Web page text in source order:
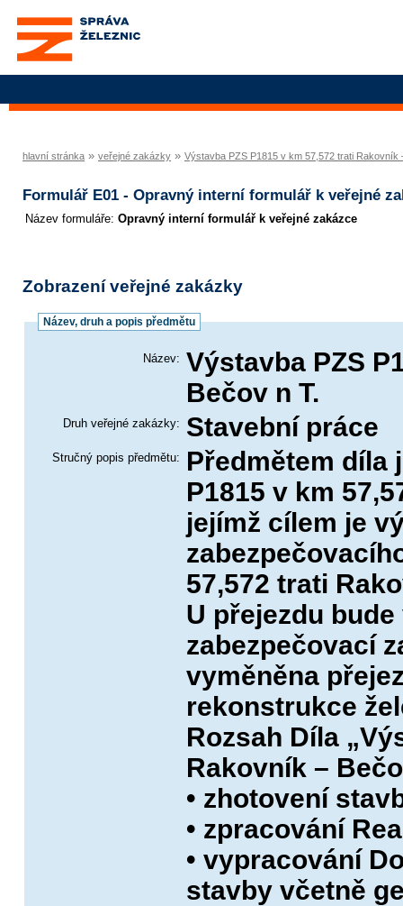
Správa železnic, státní
organizace
hlavní stránka » veřejné zakázky » Výstavba PZS P1815 v km 57,572 trati Rakovník
Formulář E01 - Opravný interní formulář k veřejné
Název formuláře Opravný interní formulář k veřejné zakázce
Zobrazení veřejné zakázky
Název, druh a popis předmětu
Název: Výstavba PZS
Bečov n T.
Druh veřejné zakázky: Stavební práce
Stručný popis předmětu:
Předmětem díla
P1815 v km
jejímž cílem je
57,572 trati
U přejezdu
zabezpečovací
vyměněna
rekonstrukce
Rozsah Díla
Rakovník –
• zhotovení
• zpracování
• vypracování
stavby včetně